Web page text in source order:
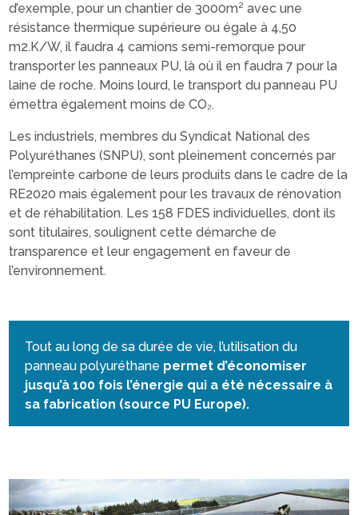
d’exemple, pour un chantier de 3000m² avec une
résistance thermique supérieure ou égale à 4,50
m2.K/W, il faudra 4 camions semi-remorque pour
transporter les panneaux PU, là où il en faudra 7 pour la
laine de roche. Moins lourd, le transport du panneau PU
émettra également moins de CO₂.
Les industriels, membres du Syndicat National des
Polyuréthanes (SNPU), sont pleinement concernés par
l’empreinte carbone de leurs produits dans le cadre de la
RE2020 mais également pour les travaux de rénovation
et de réhabilitation. Les 158 FDES individuelles, dont ils
sont titulaires, soulignent cette démarche de
transparence et leur engagement en faveur de
l’environnement.
Tout au long de sa durée de vie, l’utilisation du
panneau polyuréthane permet d’économiser
jusqu’à 100 fois l’énergie qui a été nécessaire à
sa fabrication (source PU Europe).